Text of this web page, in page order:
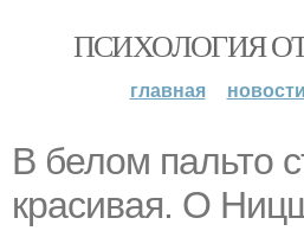
ПСИХОЛОГИЯ
главная новости
В белом пальто
красивая. О